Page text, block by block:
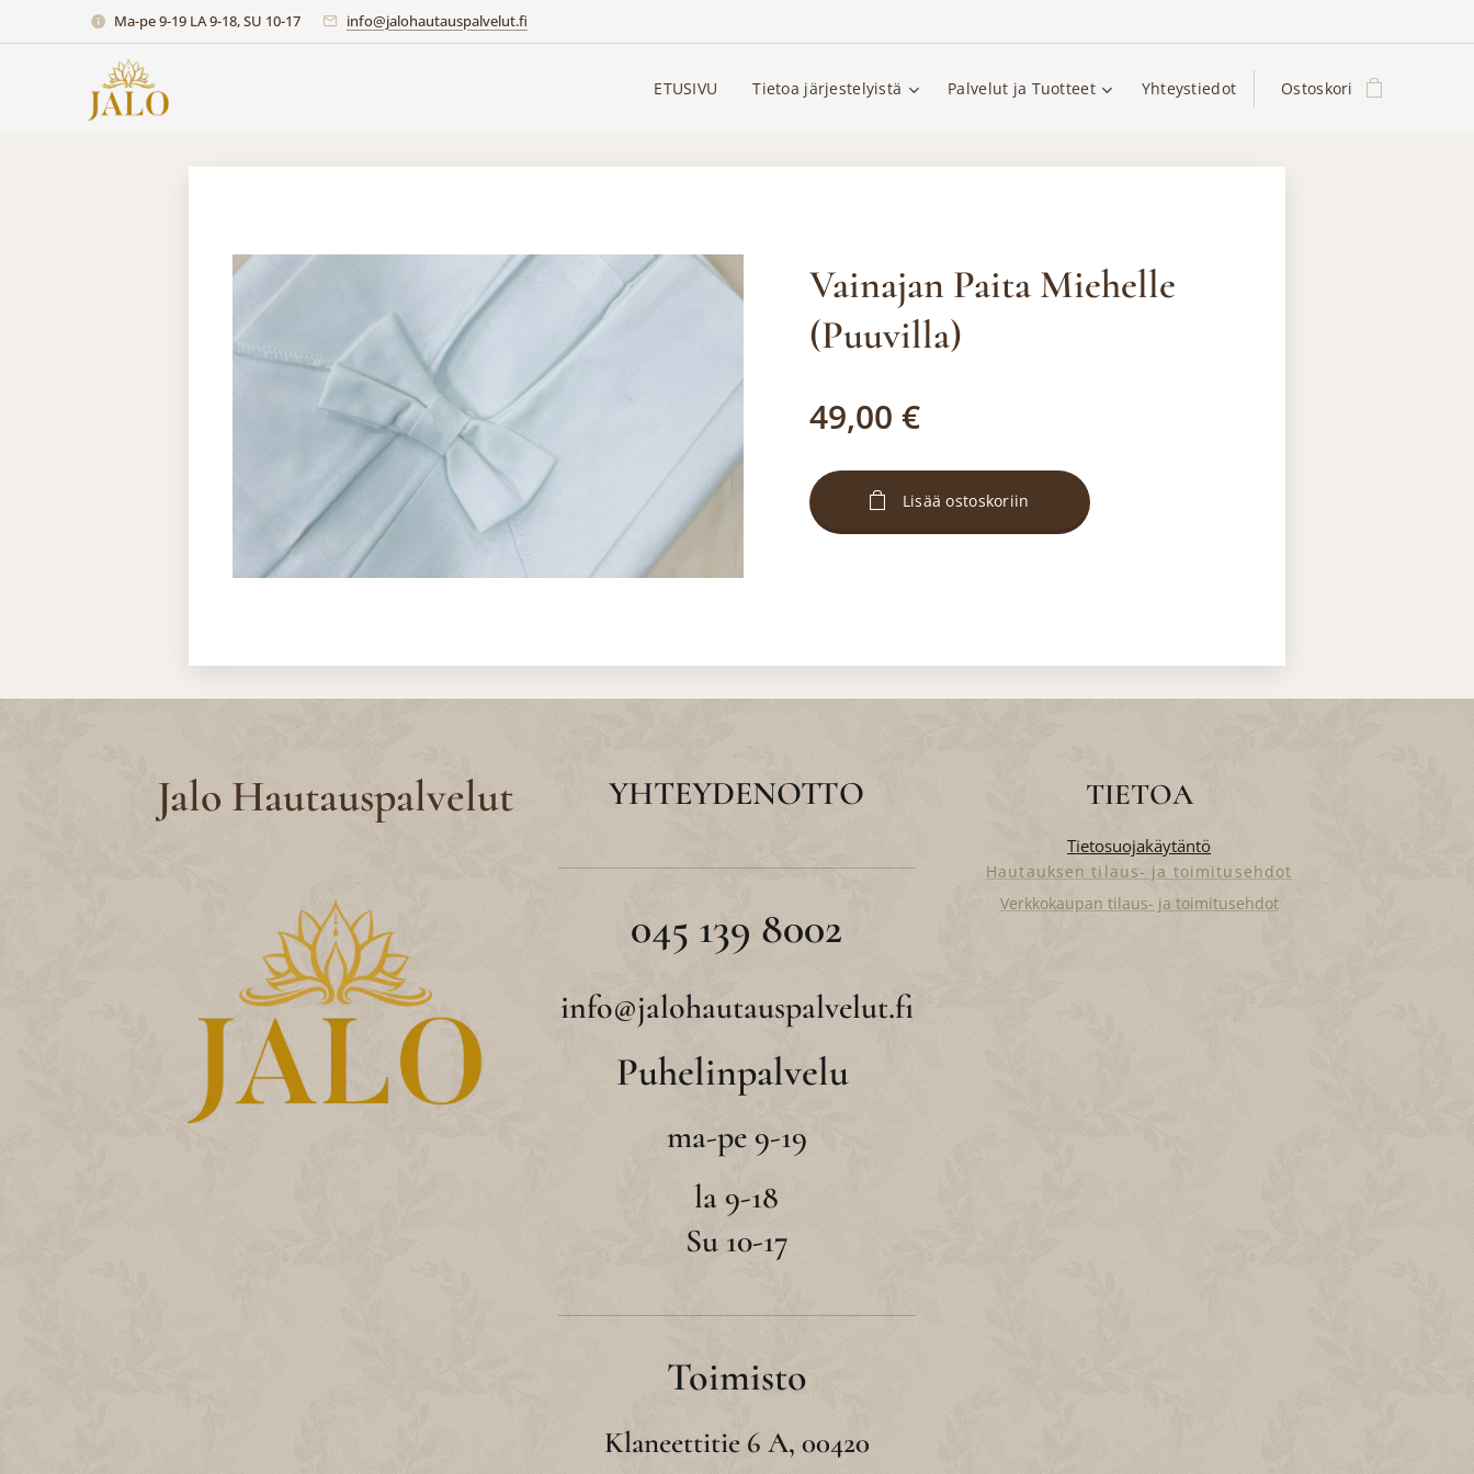
Ma-pe 9-19 LA 9-18, SU 10-17 info@jalohautauspalvelut.fi
ETUSIVU Tietoa järjestelyistä Palvelut ja Tuotteet Yhteystiedot Ostoskori
Vainajan Paita Miehelle
(Puuvilla)
49,00 €
Lisää ostoskoriin
Jalo Hautauspalvelut YHTEYDENOTTO
045 139 8002
info@jalohautauspalvelut.fi
Puhelinpalvelu
ma-pe 9-19
la 9-18
Su 10-17
Toimisto
Klaneettitie 6 A, 00420
TIETOA
Tietosuojakäytäntö
Hautauksen tilaus- ja toimitusehdot
Verkkokaupan tilaus- ja toimitusehdot